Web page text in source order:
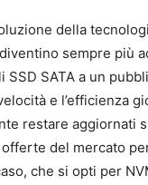
della
sempre più
SSD SATA a un
e l’efficienza
restare aggiornati
del mercato
che si opti per